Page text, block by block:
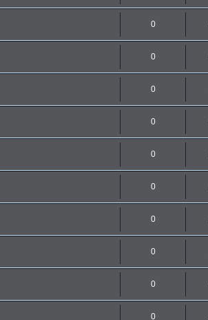
0
0
0
0
0
0
0
0
0
0